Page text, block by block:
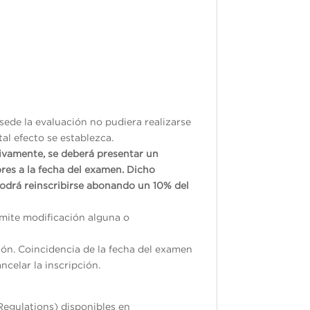
la evaluación no pudiera realizarse
efecto se establezca.
se deberá presentar un
a la fecha del examen. Dicho
reinscribirse abonando un 10% del
modificación alguna o
Coincidencia de la fecha del examen
la inscripción.
disponibles en